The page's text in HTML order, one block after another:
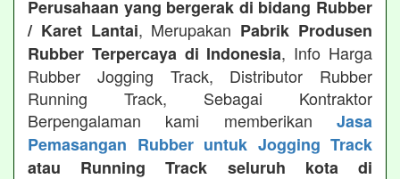
Perusahaan yang bergerak di bidang Rubber
/ Karet Lantai, Merupakan Pabrik Produsen
Rubber Terpercaya di Indonesia, Info Harga
Rubber Jogging Track, Distributor Rubber
Running Track, Sebagai Kontraktor
Berpengalaman kami memberikan Jasa
Pemasangan Rubber untuk Jogging Track
atau Running Track seluruh kota di